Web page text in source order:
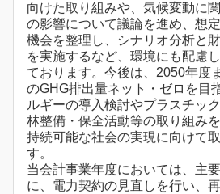
向けた取り組みや、気候変動に
の影響について議論を進め、想
機会を整理し、シナリオ分析と
を実施するなど、環境にも配慮
ております。今後は、2050年度
のGHG排出量ネット・ゼロを目
ルギーの導入検討やプラスチッ
林整備・保全活動等の取り組み
持続可能な社会の実現に向けて
す。
当会計事業年度においては、主
に、電力契約の見直しを行い、